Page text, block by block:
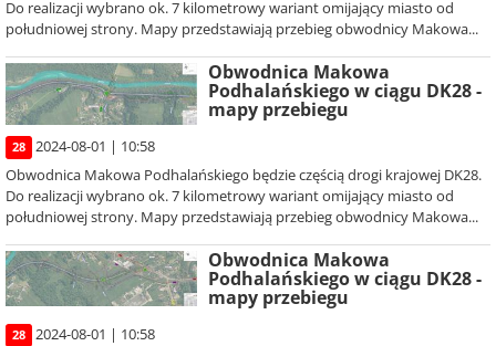
Do realizacji wybrano ok. 7 kilometrowy wariant omijający miasto od
południowej strony. Mapy przedstawiają przebieg obwodnicy Makowa...
Obwodnica Makowa
Podhalańskiego w ciągu DK28 -
mapy przebiegu
28
2024-08-01 | 10:58
Obwodnica Makowa Podhalańskiego będzie częścią drogi krajowej DK28.
Do realizacji wybrano ok. 7 kilometrowy wariant omijający miasto od
południowej strony. Mapy przedstawiają przebieg obwodnicy Makowa...
Obwodnica Makowa
Podhalańskiego w ciągu DK28 -
mapy przebiegu
28
2024-08-01 | 10:58